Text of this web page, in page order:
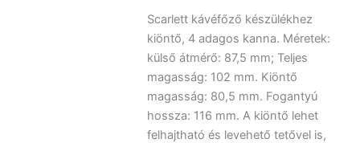
was:
3990 Ft.
price
is:
3290 Ft.
Scarlett kávéfőző készülékhez
kiöntő, 4 adagos kanna. Méretek:
külső átmérő: 87,5 mm; Teljes
magasság: 102 mm. Kiöntő
magasság: 80,5 mm. Fogantyú
hossza: 116 mm. A kiöntő lehet
felhajtható és levehető tetővel is,